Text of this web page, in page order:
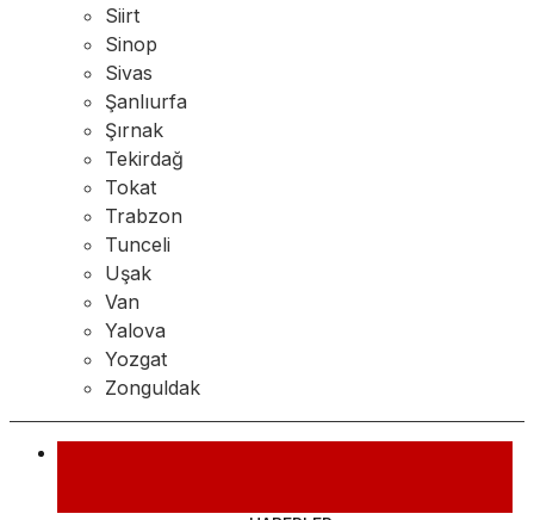
Siirt
Sinop
Sivas
Şanlıurfa
Şırnak
Tekirdağ
Tokat
Trabzon
Tunceli
Uşak
Van
Yalova
Yozgat
Zonguldak